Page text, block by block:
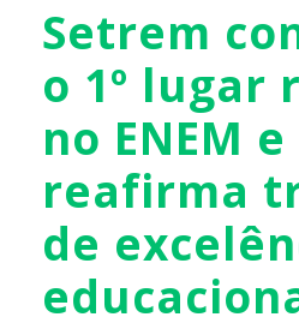
Setrem
o 1º lugar
no ENEM e
reafirma
de